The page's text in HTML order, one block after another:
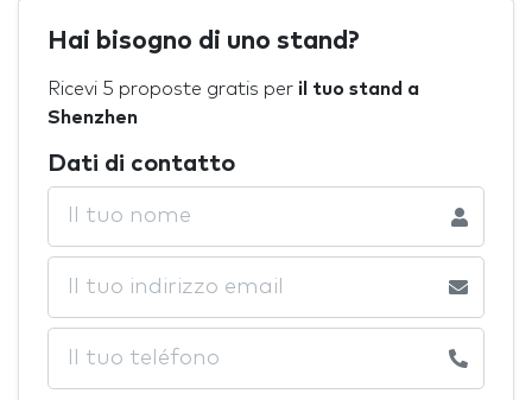
Hai bisogno di uno stand?
Ricevi 5 proposte gratis per il tuo stand a
Shenzhen
Dati di contatto